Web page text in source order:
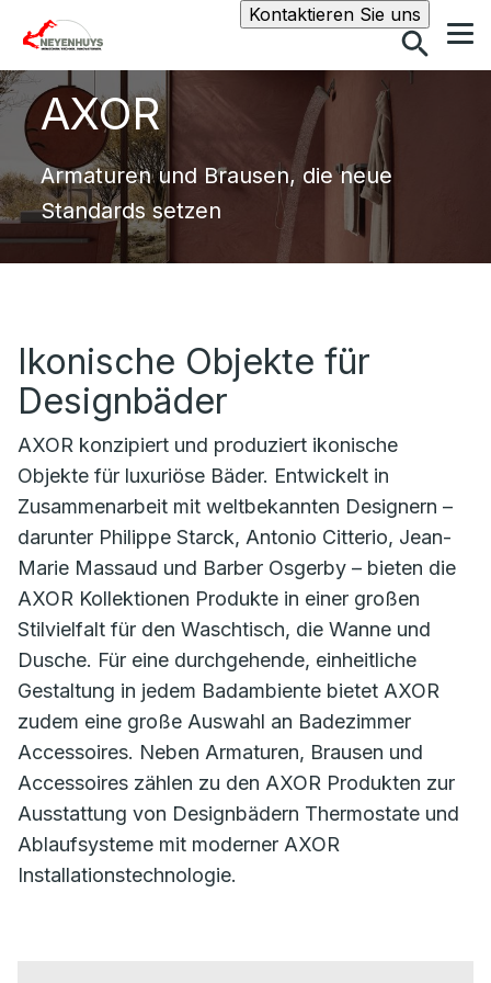
Kontaktieren Sie unsSuche
AXOR
Armaturen und Brausen, die neue
Standards setzen
Ikonische Objekte für
Designbäder
AXOR konzipiert und produziert ikonische
Objekte für luxuriöse Bäder. Entwickelt in
Zusammenarbeit mit weltbekannten Designern –
darunter Philippe Starck, Antonio Citterio, Jean-
Marie Massaud und Barber Osgerby – bieten die
AXOR Kollektionen Produkte in einer großen
Stilvielfalt für den Waschtisch, die Wanne und
Dusche. Für eine durchgehende, einheitliche
Gestaltung in jedem Badambiente bietet AXOR
zudem eine große Auswahl an Badezimmer
Accessoires. Neben Armaturen, Brausen und
Accessoires zählen zu den AXOR Produkten zur
Ausstattung von Designbädern Thermostate und
Ablaufsysteme mit moderner AXOR
Installationstechnologie.